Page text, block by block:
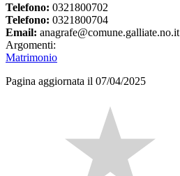
Telefono: 0321800702
Telefono: 0321800704
Email: anagrafe@comune.galliate.no.it
Argomenti:
Matrimonio
Pagina aggiornata il 07/04/2025